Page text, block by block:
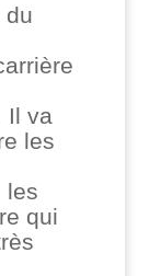
du
Il va
les
les
qui